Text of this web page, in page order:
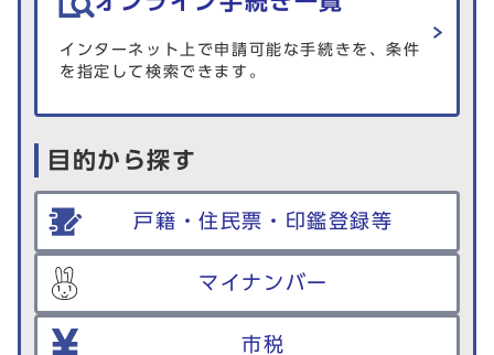
インターネット上で申請可能な手続きを、条件
を指定して検索できます。
目的から探す
戸籍・住民票・印鑑登録等
マイナンバー
市税